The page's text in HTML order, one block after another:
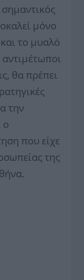
μόνο
το μυαλό
θα πρέπει
την
ο
που είχε
της